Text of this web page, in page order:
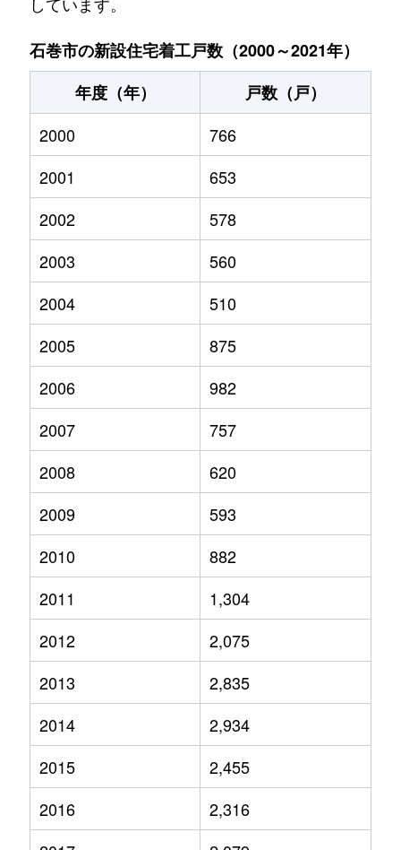
石巻市の新設住宅着工戸数（2000～2021年）
年度（年）
戸数（戸）
2000
766
2001
653
2002
578
2003
560
2004
510
2005
875
2006
982
2007
757
2008
620
2009
593
2010
882
2011
1,304
2012
2,075
2013
2,835
2014
2,934
2015
2,455
2016
2,316